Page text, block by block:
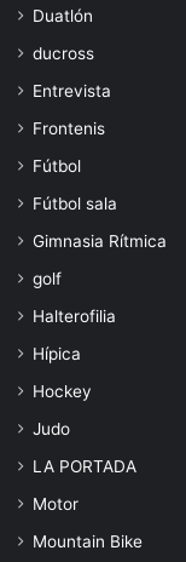
Duatlón
ducross
Entrevista
Frontenis
Fútbol
Fútbol sala
Gimnasia Rítmica
golf
Halterofilia
Hípica
Hockey
Judo
LA PORTADA
Motor
Mountain Bike